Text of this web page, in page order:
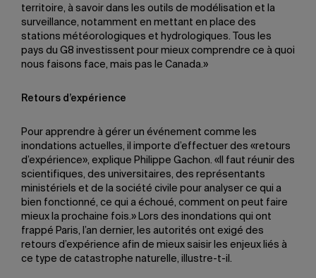
territoire, à savoir dans les outils de modélisation et la
surveillance, notamment en mettant en place des
stations météorologiques et hydrologiques. Tous les
pays du G8 investissent pour mieux comprendre ce à quoi
nous faisons face, mais pas le Canada.»
Retours d’expérience
Pour apprendre à gérer un événement comme les
inondations actuelles, il importe d’effectuer des «retours
d’expérience», explique Philippe Gachon. «Il faut réunir des
scientifiques, des universitaires, des représentants
ministériels et de la société civile pour analyser ce qui a
bien fonctionné, ce qui a échoué, comment on peut faire
mieux la prochaine fois.» Lors des inondations qui ont
frappé Paris, l’an dernier, les autorités ont exigé des
retours d’expérience afin de mieux saisir les enjeux liés à
ce type de catastrophe naturelle, illustre-t-il.